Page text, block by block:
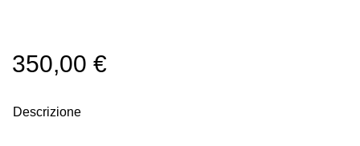
Educazione
News
350,00 €
Descrizione